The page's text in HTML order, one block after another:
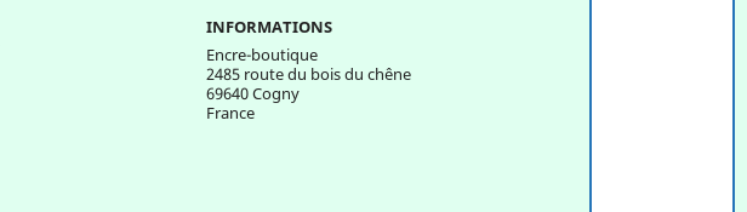
INFORMATIONS
Encre-boutique
2485 route du bois du chêne
69640 Cogny
France